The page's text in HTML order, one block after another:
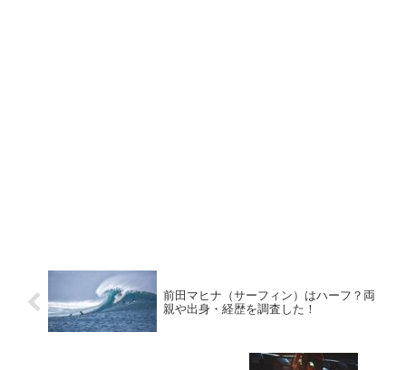
前田マヒナ（サーフィン）はハーフ？両
親や出身・経歴を調査した！